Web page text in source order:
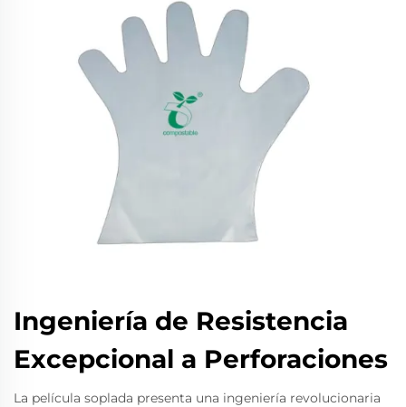
Ingeniería de Resistencia
Excepcional a Perforaciones
La película soplada presenta una ingeniería revolucionaria